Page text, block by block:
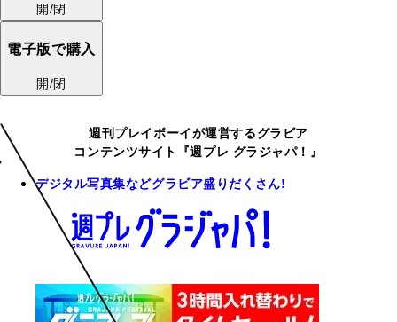
開/閉
電子版で購入
開/閉
週刊プレイボーイが運営するグラビア
コンテンツサイト『週プレ グラジャパ！』
デジタル写真集などグラビア盛りだくさん!